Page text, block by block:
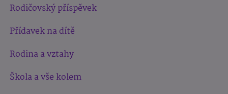
Rodičovský příspěvek
Přídavek na dítě
Rodina a vztahy
Škola a vše kolem